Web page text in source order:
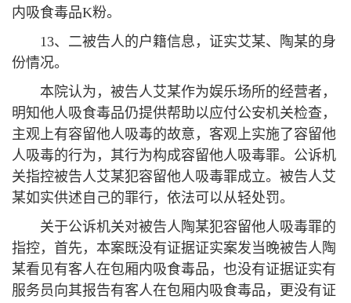
内吸食毒品K粉。
13、二被告人的户籍信息，证实艾某、陶某的身
份情况。
本院认为，被告人艾某作为娱乐场所的经营者，
明知他人吸食毒品仍提供帮助以应付公安机关检查，
主观上有容留他人吸毒的故意，客观上实施了容留他
人吸毒的行为，其行为构成容留他人吸毒罪。公诉机
关指控被告人艾某犯容留他人吸毒罪成立。被告人艾
某如实供述自己的罪行，依法可以从轻处罚。
关于公诉机关对被告人陶某犯容留他人吸毒罪的
指控，首先，本案既没有证据证实案发当晚被告人陶
某看见有客人在包厢内吸食毒品，也没有证据证实有
服务员向其报告有客人在包厢内吸食毒品，更没有证